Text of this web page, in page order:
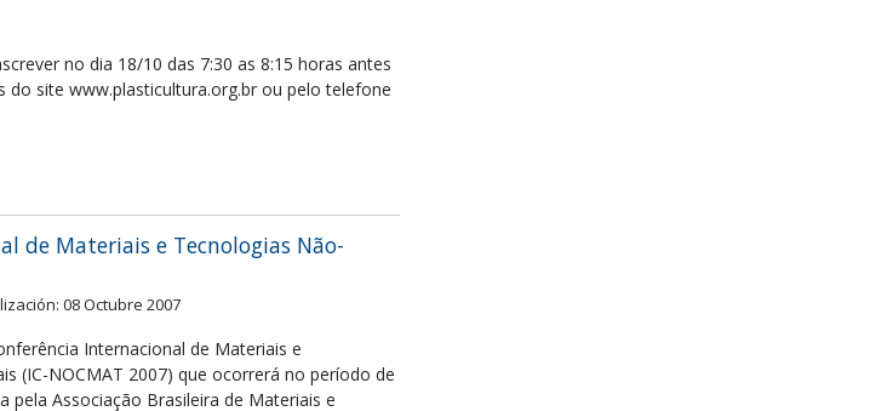
no dia 18/10 das 7:30 as 8:15 horas antes
do site www.plasticultura.org.br ou pelo telefone
de Materiais e Tecnologias Não-
08 Octubre 2007
Internacional de Materiais e
(IC-NOCMAT 2007) que ocorrerá no período de
pela Associação Brasileira de Materiais e